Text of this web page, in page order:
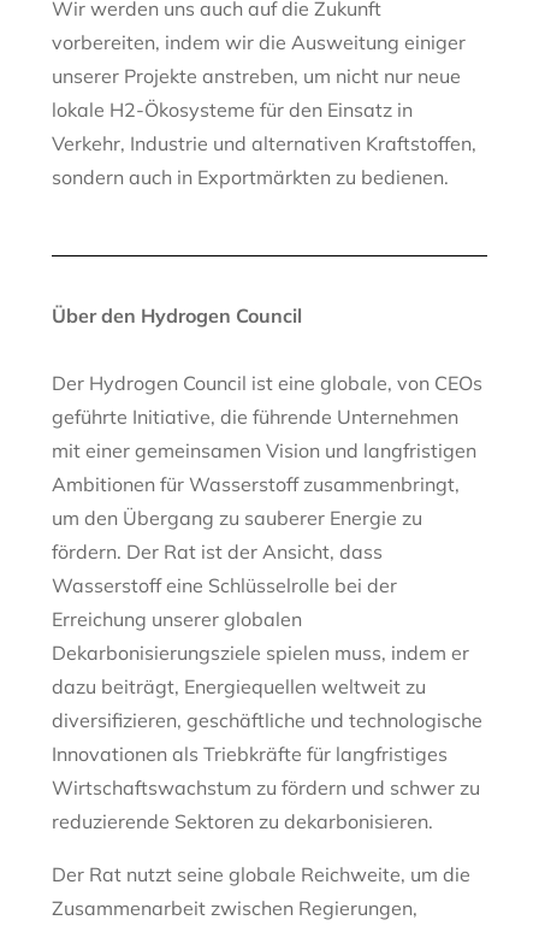
Wir werden uns auch auf die Zukunft
vorbereiten, indem wir die Ausweitung einiger
unserer Projekte anstreben, um nicht nur neue
lokale H2-Ökosysteme für den Einsatz in
Verkehr, Industrie und alternativen Kraftstoffen,
sondern auch in Exportmärkten zu bedienen.
Über den Hydrogen Council
Der Hydrogen Council ist eine globale, von CEOs
geführte Initiative, die führende Unternehmen
mit einer gemeinsamen Vision und langfristigen
Ambitionen für Wasserstoff zusammenbringt,
um den Übergang zu sauberer Energie zu
fördern. Der Rat ist der Ansicht, dass
Wasserstoff eine Schlüsselrolle bei der
Erreichung unserer globalen
Dekarbonisierungsziele spielen muss, indem er
dazu beiträgt, Energiequellen weltweit zu
diversifizieren, geschäftliche und technologische
Innovationen als Triebkräfte für langfristiges
Wirtschaftswachstum zu fördern und schwer zu
reduzierende Sektoren zu dekarbonisieren.
Der Rat nutzt seine globale Reichweite, um die
Zusammenarbeit zwischen Regierungen,